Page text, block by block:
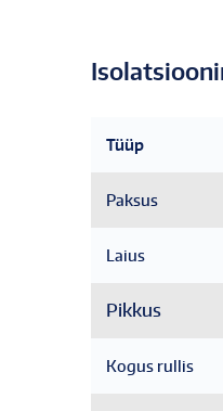
Tüüp
Paksus
Laius
Pikkus
Kogus rullis